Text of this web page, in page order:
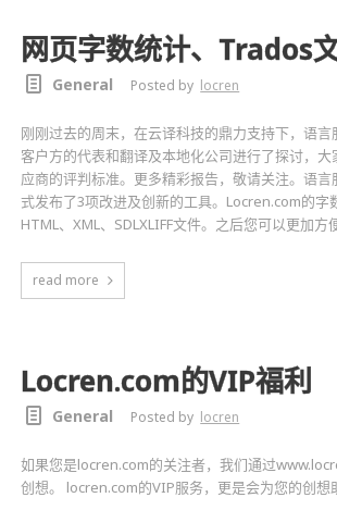
网页字数统计、Trados
General Posted by locren
刚刚过去的周末，在云译科技的鼎力支持下，语
客户方的代表和翻译及本地化公司进行了探讨，
应商的评判标准。更多精彩报告，敬请关注。语
式发布了3项改进及创新的工具。Locren.com的
HTML、XML、SDLXLIFF文件。之后您可以更加方
read more
Locren.com的VIP福利
General Posted by locren
如果您是locren.com的关注者，我们通过
创想。 locren.com的VIP服务，更是会为您的创想